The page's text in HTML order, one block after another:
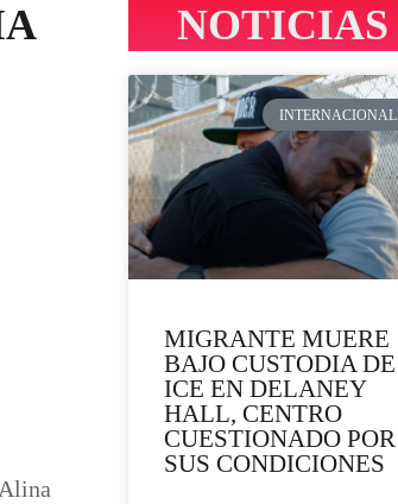
NOTICIAS
INTERNACIONAL
MIGRANTE MUERE
BAJO CUSTODIA DE
ICE EN DELANEY
HALL, CENTRO
CUESTIONADO POR
SUS CONDICIONES